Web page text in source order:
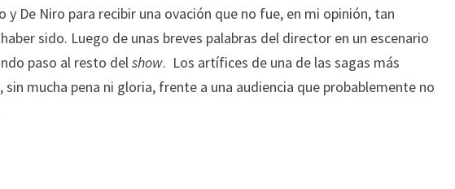
y De Niro para recibir una ovación que no fue, en mi opinión, tan
sido. Luego de unas breves palabras del director en un escenario
paso al resto delshow. Los artífices de una de las sagas más
mucha pena ni gloria, frente a una audiencia que probablemente no